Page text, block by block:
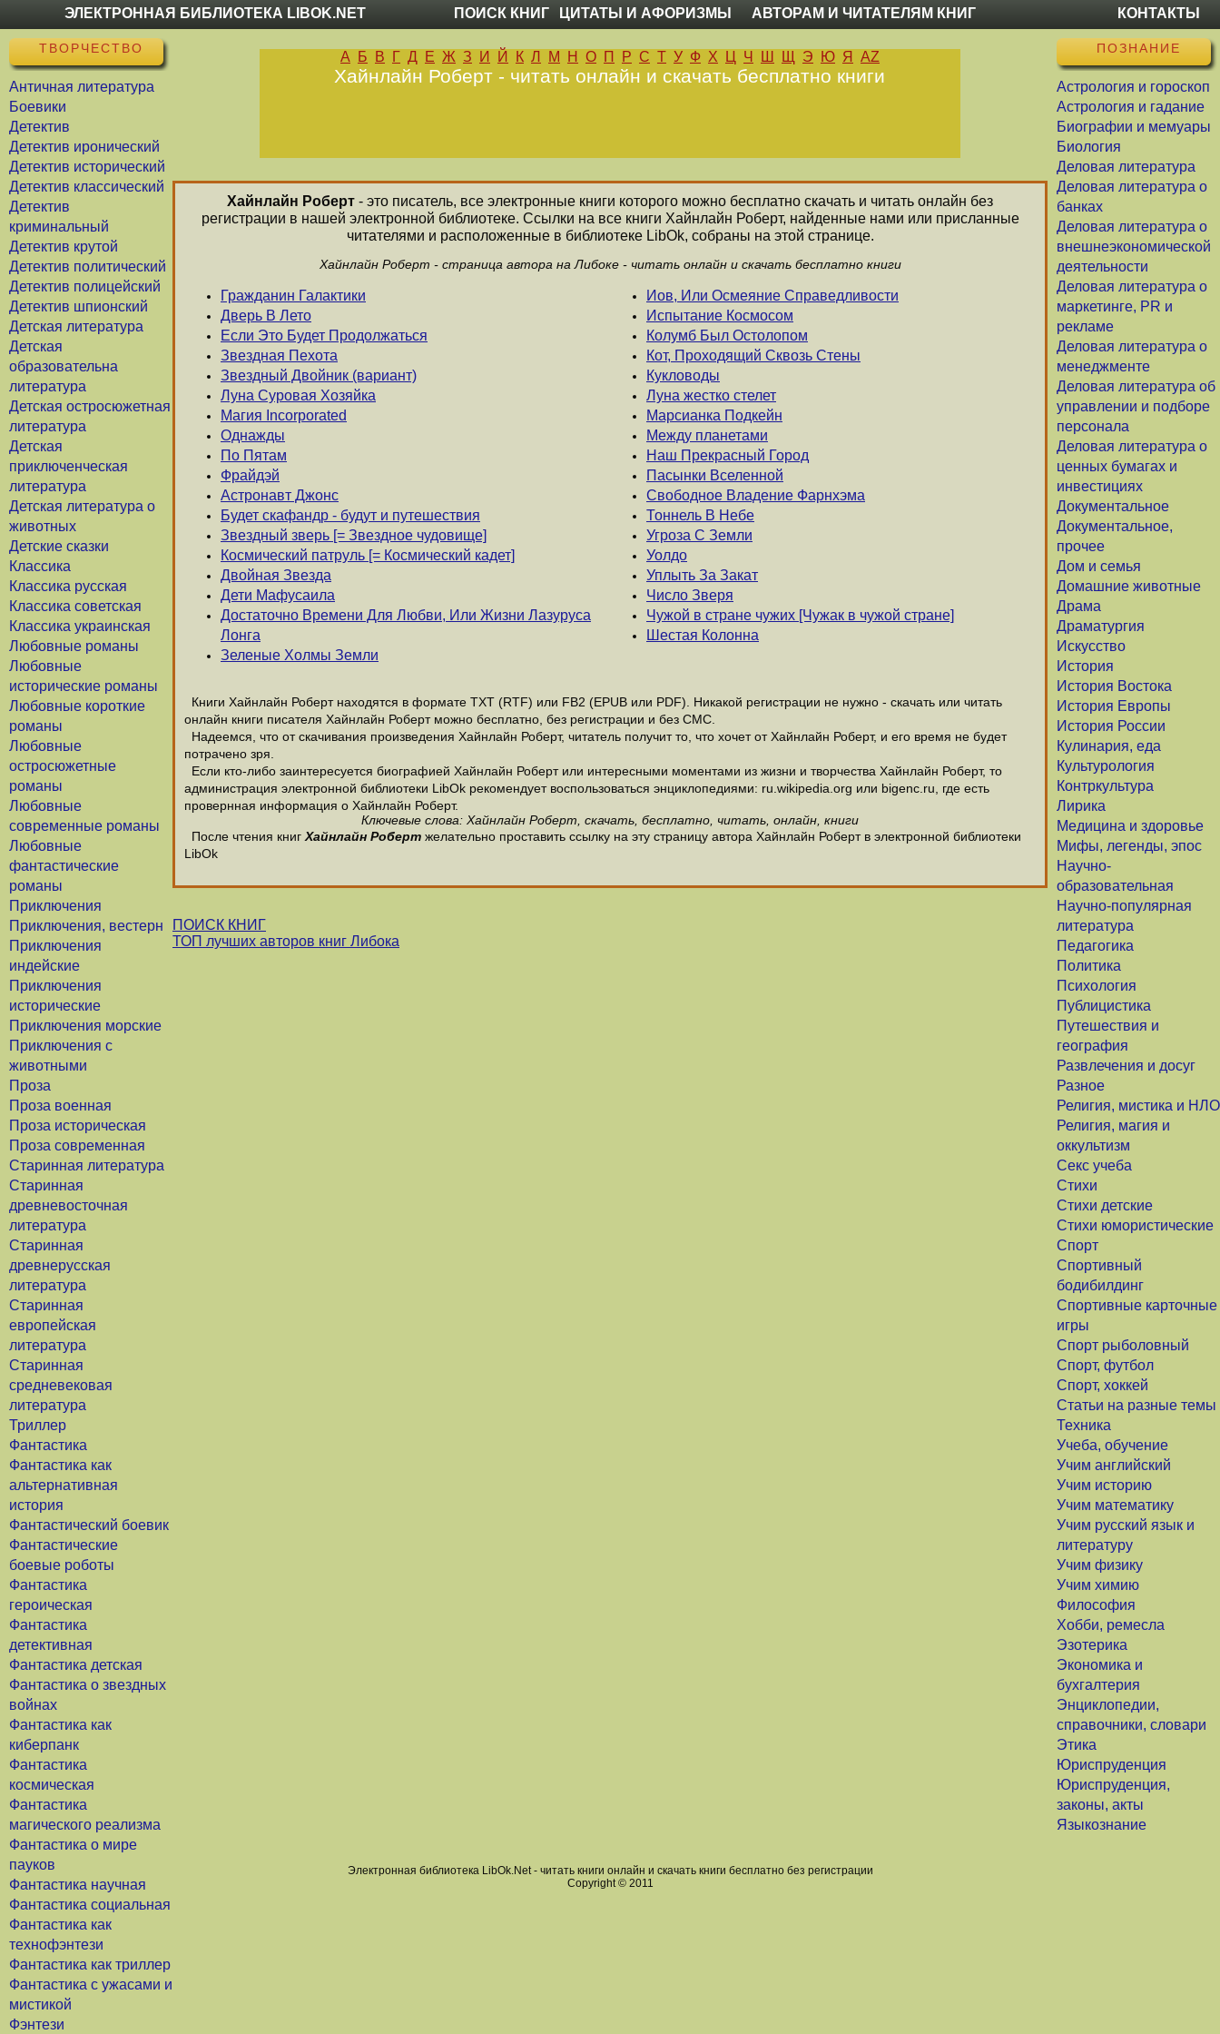
ЭЛЕКТРОННАЯ БИБЛИОТЕКА LIBOK.NET ПОИСК КНИГ ЦИТАТЫ И АФОРИЗМЫ АВТОРАМ И ЧИТАТЕЛЯМ КНИГ КОНТАКТЫ
ТВОРЧЕСТВО
Античная литература
Боевики
Детектив
Детектив иронический
Детектив исторический
Детектив классический
Детектив
криминальный
Детектив крутой
Детектив политический
Детектив полицейский
Детектив шпионский
Детская литература
Детская
образовательна
литература
Детская остросюжетная
литература
Детская
приключенческая
литература
Детская литература о
животных
Детские сказки
Классика
Классика русская
Классика советская
Классика украинская
Любовные романы
Любовные
исторические романы
Любовные короткие
романы
Любовные
остросюжетные
романы
Любовные
современные романы
Любовные
фантастические
романы
Приключения
Приключения, вестерн
Приключения
индейские
Приключения
исторические
Приключения морские
Приключения с
животными
Проза
Проза военная
Проза историческая
Проза современная
Старинная литература
Старинная
древневосточная
литература
Старинная
древнерусская
литература
Старинная
европейская
литература
Старинная
средневековая
литература
Триллер
Фантастика
Фантастика как
альтернативная
история
Фантастический боевик
Фантастические
боевые роботы
Фантастика
героическая
Фантастика
детективная
Фантастика детская
Фантастика о звездных
войнах
Фантастика как
киберпанк
Фантастика
космическая
Фантастика
магического реализма
Фантастика о мире
пауков
Фантастика научная
Фантастика социальная
Фантастика как
технофэнтези
Фантастика как триллер
Фантастика с ужасами и
мистикой
Фэнтези
ПОЗНАНИЕ
Астрология и гороскоп
Астрология и гадание
Биографии и мемуары
Биология
Деловая литература
Деловая литература о
банках
Деловая литература о
внешнеэкономической
деятельности
Деловая литература о
маркетинге, PR и
рекламе
Деловая литература о
менеджменте
Деловая литература об
управлении и подборе
персонала
Деловая литература о
ценных бумагах и
инвестициях
Документальное
Документальное,
прочее
Дом и семья
Домашние животные
Драма
Драматургия
Искусство
История
История Востока
История Европы
История России
Кулинария, еда
Культурология
Контркультура
Лирика
Медицина и здоровье
Мифы, легенды, эпос
Научно-
образовательная
Научно-популярная
литература
Педагогика
Политика
Психология
Публицистика
Путешествия и
география
Развлечения и досуг
Разное
Религия, мистика и НЛО
Религия, магия и
оккультизм
Секс учеба
Стихи
Стихи детские
Стихи юмористические
Спорт
Спортивный
бодибилдинг
Спортивные карточные
игры
Спорт рыболовный
Спорт, футбол
Спорт, хоккей
Статьи на разные темы
Техника
Учеба, обучение
Учим английский
Учим историю
Учим математику
Учим русский язык и
литературу
Учим физику
Учим химию
Философия
Хобби, ремесла
Эзотерика
Экономика и
бухгалтерия
Энциклопедии,
справочники, словари
Этика
Юриспруденция
Юриспруденция,
законы, акты
Языкознание
А Б В Г Д Е Ж З И Й К Л М Н О П Р С Т У Ф Х Ц Ч Ш Щ Э Ю Я AZ
Хайнлайн Роберт - читать онлайн и скачать бесплатно книги
Хайнлайн Роберт - это писатель, все электронные книги которого можно бесплатно скачать и читать онлайн без
регистрации в нашей электронной библиотеке. Ссылки на все книги Хайнлайн Роберт, найденные нами или присланные
читателями и расположенные в библиотеке LibOk, собраны на этой странице.
Хайнлайн Роберт - страница автора на Либоке - читать онлайн и скачать бесплатно книги
Гражданин Галактики
Дверь В Лето
Если Это Будет Продолжаться
Звездная Пехота
Звездный Двойник (вариант)
Луна Суровая Хозяйка
Магия Incorporated
Однажды
По Пятам
Фрайдэй
Астронавт Джонс
Будет скафандр - будут и путешествия
Звездный зверь [= Звездное чудовище]
Космический патруль [= Космический кадет]
Двойная Звезда
Дети Мафусаила
Достаточно Времени Для Любви, Или Жизни Лазуруса
Лонга
Зеленые Холмы Земли
Иов, Или Осмеяние Справедливости
Испытание Космосом
Колумб Был Остолопом
Кот, Проходящий Сквозь Стены
Кукловоды
Луна жестко стелет
Марсианка Подкейн
Между планетами
Наш Прекрасный Город
Пасынки Вселенной
Свободное Владение Фарнхэма
Тоннель В Небе
Угроза С Земли
Уолдо
Уплыть За Закат
Число Зверя
Чужой в стране чужих [Чужак в чужой стране]
Шестая Колонна
Книги Хайнлайн Роберт находятся в формате ТХТ (RTF) или FB2 (EPUB или PDF). Никакой регистрации не нужно - скачать или читать
онлайн книги писателя Хайнлайн Роберт можно бесплатно, без регистрации и без СМС.
Надеемся, что от скачивания произведения Хайнлайн Роберт, читатель получит то, что хочет от Хайнлайн Роберт, и его время не будет
потрачено зря.
Если кто-либо заинтересуется биографией Хайнлайн Роберт или интересными моментами из жизни и творчества Хайнлайн Роберт, то
администрация электронной библиотеки LibOk рекомендует воспользоваться энциклопедиями: ru.wikipedia.org или bigenc.ru, где есть
провернная информация о Хайнлайн Роберт.
Ключевые слова: Хайнлайн Роберт, скачать, бесплатно, читать, онлайн, книги
После чтения книгХайнлайн Роберт желательно проставить ссылку на эту страницу автора Хайнлайн Роберт в электронной библиотеки
LibOk
ПОИСК КНИГ
ТОП лучших авторов книг Либока
Электронная библиотека LibOk.Net - читать книги онлайн и скачать книги бесплатно без регистрации
Copyright © 2011